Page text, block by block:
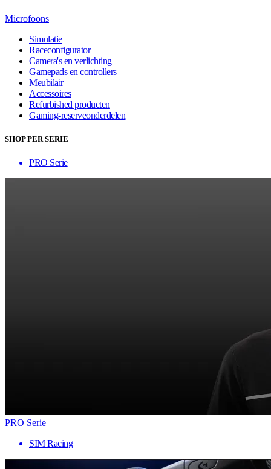
Microfoons
Simulatie
Raceconfigurator
Camera's en verlichting
Gamepads en controllers
Meubilair
Accessoires
Refurbished producten
Gaming-reserveonderdelen
SHOP PER SERIE
PRO Serie
PRO Serie
SIM Racing